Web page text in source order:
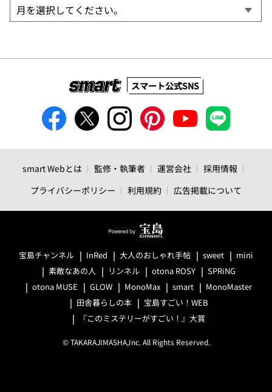
スマート公式SNS
smart Webとは 監修・執筆者 運営会社
採用情報
プライバシーポリシー
利用規約 広告掲載について
宝島チャンネル InRed 大人のおしゃれ手帖 sweet
mini
素敵なあの人
リンネル otona ROSY
SPRiNG
otona MUSE
GLOW MonoMax smart
MonoMaster
田舎暮らしの本
宝島すごい！WEB
『このミステリーがすごい！』大賞
© TAKARAJIMASHA,Inc. All Rights Reserved.